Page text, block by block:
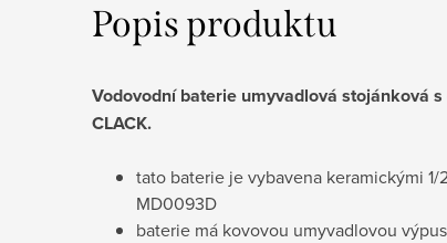
Popis produktu
Vodovodní baterie umyvadlová stojánková
CLACK.
tato baterie je vybavena keramickými
MD0093D
baterie má kovovou umyvadlovou